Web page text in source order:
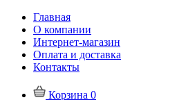
Главная
О компании
Интернет-магазин
Оплата и доставка
Контакты
Корзина 0